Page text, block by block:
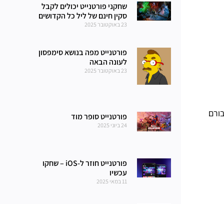
שחקני פורטנייט יכולים לקבל
סקין חינם של ליל כל הקדושים
23 באוקטובר 2025
פורטנייט מפה בנושא סימפסון
לעונה הבאה
23 באוקטובר 2025
פורטנייט סופר מוד
24 ביוני 2025
פורטנייט חוזר ל-iOS – שחקו
עכשיו
11 במאי 2025